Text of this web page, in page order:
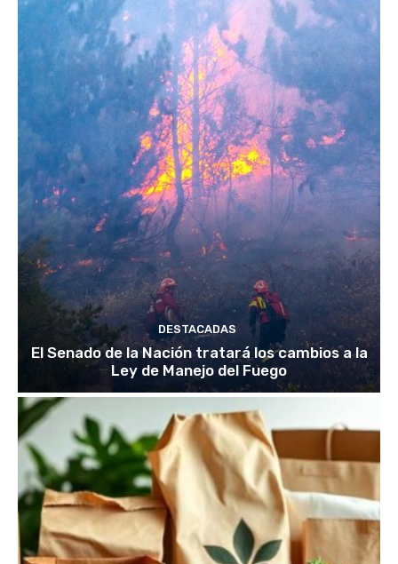
DESTACADAS
El Senado de la Nación tratará los cambios a la
Ley de Manejo del Fuego